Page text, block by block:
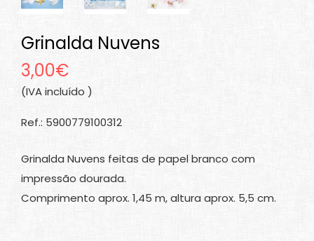
Grinalda Nuvens
3,00€
(IVA incluído )
Ref.: 5900779100312
Grinalda Nuvens feitas de papel branco com
impressão dourada.
Comprimento aprox. 1,45 m, altura aprox. 5,5 cm.